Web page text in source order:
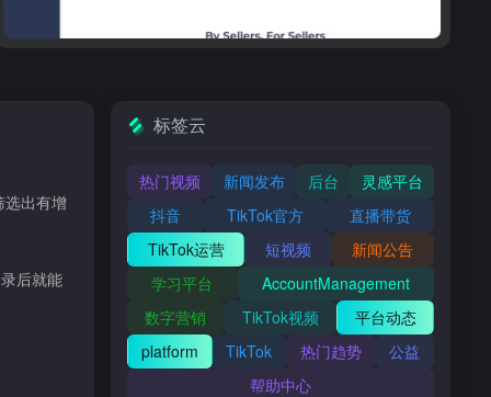
选出有增
后就能
标签云
热门视频 新闻发布 后台
灵感平台
抖音
TikTok官方
直播带货
TikTok运营
短视频
新闻公告
学习平台
AccountManagement
数字营销
TikTok视频
平台动态
platform
TikTok 热门趋势
公益
帮助中心